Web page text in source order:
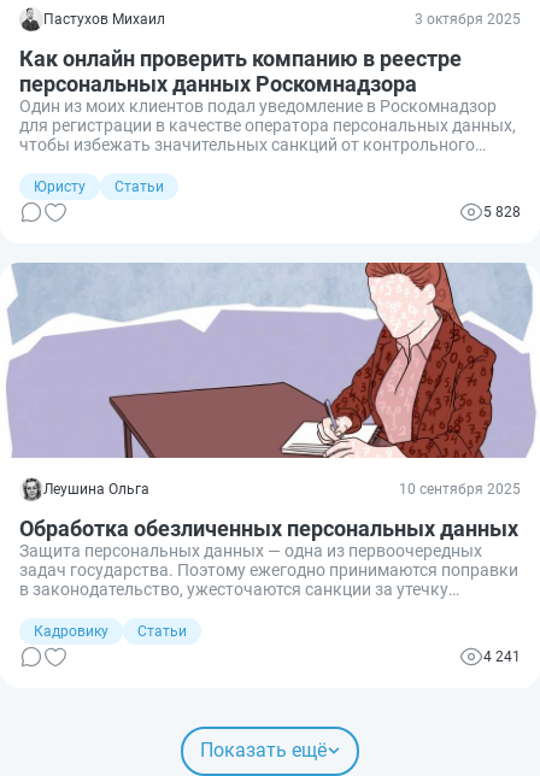
Пастухов Михаил 3 октября 2025
Как онлайн проверить компанию в реестре
персональных данных Роскомнадзора
Один из моих клиентов подал уведомление в Роскомнадзор
для регистрации в качестве оператора персональных данных,
чтобы избежать значительных санкций от контрольного
результаты такого уведомления. Но такая ситуация
достаточно легко разрешается. Необходимо проверить
организацию с помощью специального реестра от РКН.
реестре персональных данных Роскомнадзора.
Юристу
Статьи
5 828
Леушина Ольга 10 сентября 2025
Обработка обезличенных персональных данных
Защита персональных данных — одна из первоочередных
задач государства. Поэтому ежегодно принимаются поправки
в законодательство, ужесточаются санкции за утечку
ценные сведения всё же оказываются в руках мошенников.
Сегодня узнаем, как защитить личные данные путем
обезличивания, разберемся, как это правильно сделать и как
Кадровику
Статьи
4 241
Показать ещё